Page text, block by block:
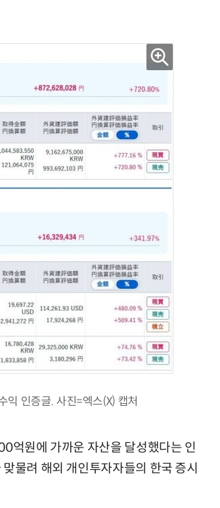
인증글. 사진=엑스(X) 캡처
억원에 가까운 자산을 달성했다는 인
물려 해외 개인투자자들의 한국 증시